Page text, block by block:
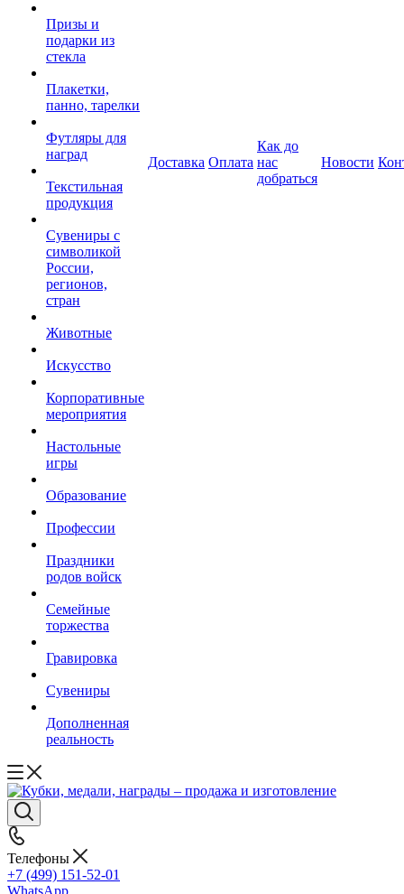
Призы и
подарки из
стекла
Плакетки,
панно, тарелки
Футляры для
наград
Текстильная
продукция
Сувениры с
символикой
России,
регионов,
стран
Животные
Искусство
Корпоративные
мероприятия
Настольные
игры
Образование
Профессии
Праздники
родов войск
Семейные
торжества
Гравировка
Сувениры
Дополненная
реальность
Доставка Оплата
Как до
нас
добраться
Новости
Телефоны
+7 (499) 151-52-01
WhatsApp